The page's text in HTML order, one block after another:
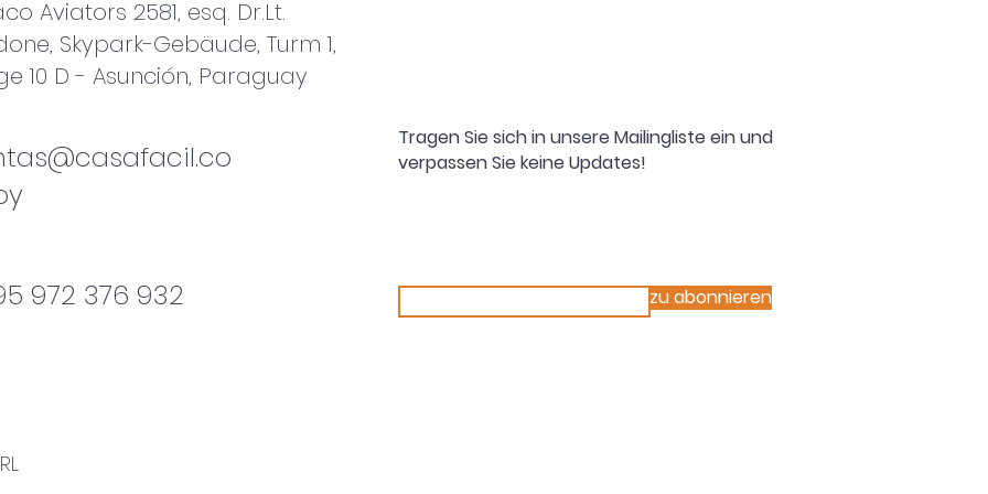
Aviators 2581, esq. Dr.Lt.
Skypark-Gebäude, Turm 1,
10 D - Asunción, Paraguay
Tragen Sie sich in unsere Mailingliste ein und
verpassen Sie keine Updates!
972 376 932 zu abonnieren